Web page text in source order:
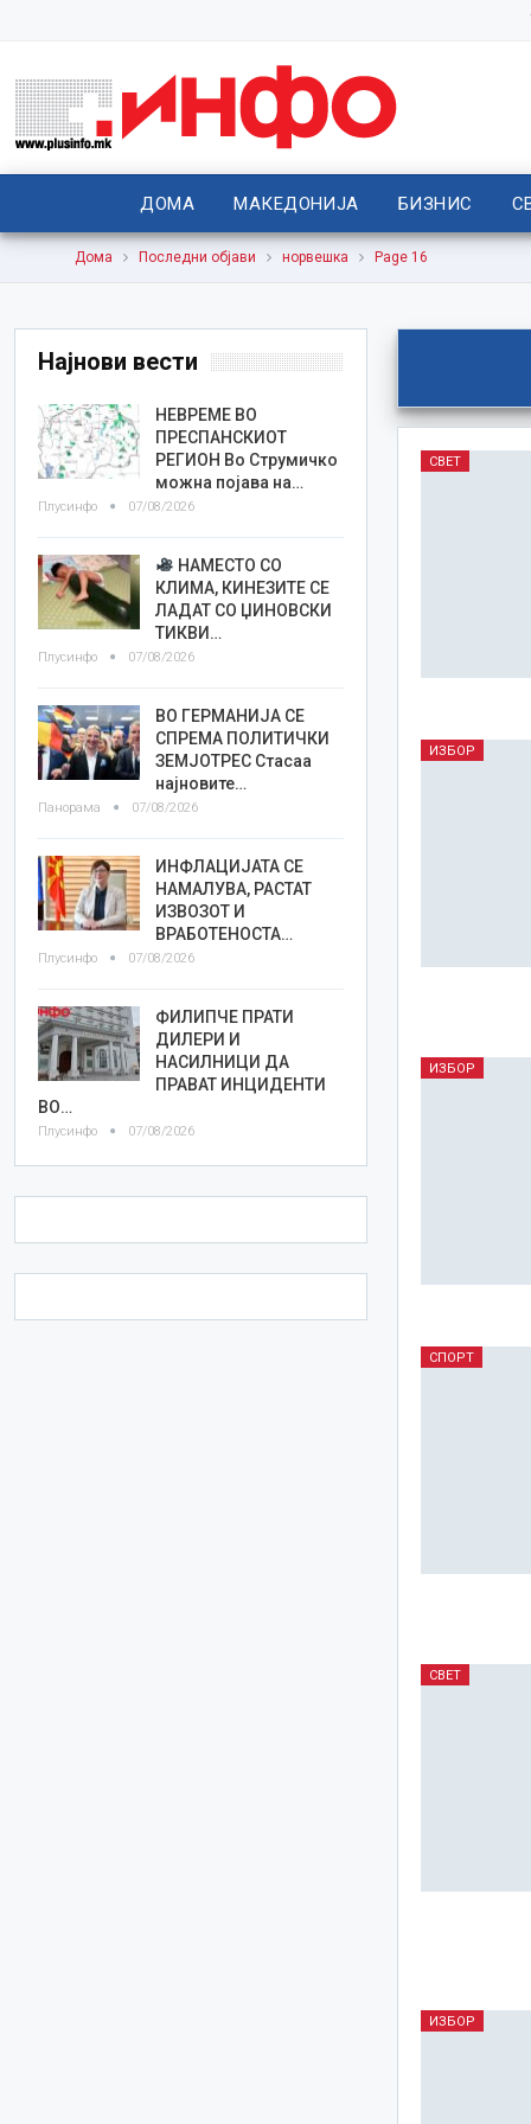
ДОМА МАКЕДОНИЈА БИЗНИС
Дома Последни објави норвешка Page 16
СВЕТ
ИЗБОР
ИЗБОР
СПОРТ
СВЕТ
ИЗБОР
Најнови вести
НЕВРЕМЕ ВО
ПРЕСПАНСКИОТ
РЕГИОН Во Струмичко
можна појава на…
Плусинфо 07/08/2026
НАМЕСТО СО
КЛИМА, КИНЕЗИТЕ СЕ
ЛАДАТ СО ЏИНОВСКИ
ТИКВИ…
Плусинфо 07/08/2026
ВО ГЕРМАНИЈА СЕ
СПРЕМА ПОЛИТИЧКИ
ЗЕМЈОТРЕС Стасаа
најновите…
Панорама 07/08/2026
ИНФЛАЦИЈАТА СЕ
НАМАЛУВА, РАСТАТ
ИЗВОЗОТ И
ВРАБОТЕНОСТА…
Плусинфо 07/08/2026
ФИЛИПЧЕ ПРАТИ
ДИЛЕРИ И
НАСИЛНИЦИ ДА
ПРАВАТ ИНЦИДЕНТИ
ВО…
Плусинфо 07/08/2026